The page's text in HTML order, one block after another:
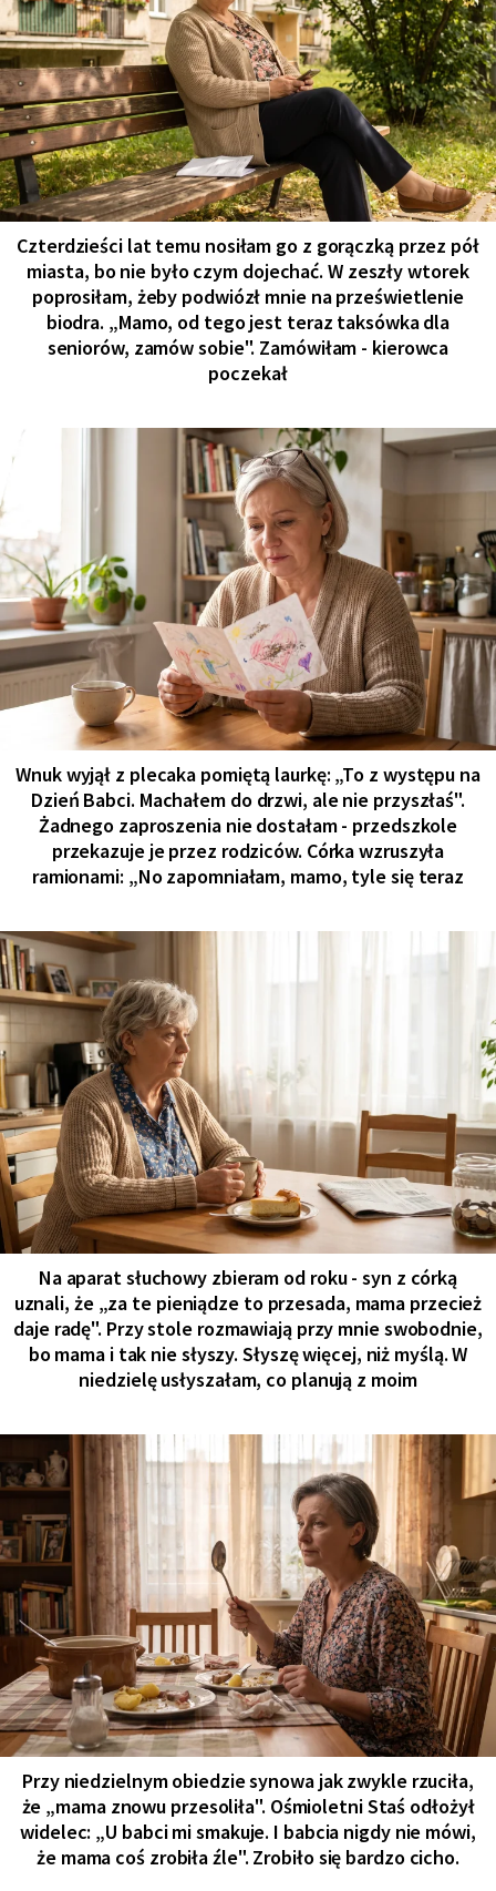
Czterdzieści lat temu nosiłam go z gorączką przez pół
miasta, bo nie było czym dojechać. W zeszły wtorek
poprosiłam, żeby podwiózł mnie na prześwietlenie
biodra. „Mamo, od tego jest teraz taksówka dla
seniorów, zamów sobie". Zamówiłam - kierowca
poczekał
Wnuk wyjął z plecaka pomiętą laurkę: „To z występu na
Dzień Babci. Machałem do drzwi, ale nie przyszłaś".
Żadnego zaproszenia nie dostałam - przedszkole
przekazuje je przez rodziców. Córka wzruszyła
ramionami: „No zapomniałam, mamo, tyle się teraz
Na aparat słuchowy zbieram od roku - syn z córką
uznali, że „za te pieniądze to przesada, mama przecież
daje radę". Przy stole rozmawiają przy mnie swobodnie,
bo mama i tak nie słyszy. Słyszę więcej, niż myślą. W
niedzielę usłyszałam, co planują z moim
Przy niedzielnym obiedzie synowa jak zwykle rzuciła,
że „mama znowu przesoliła". Ośmioletni Staś odłożył
widelec: „U babci mi smakuje. I babcia nigdy nie mówi,
że mama coś zrobiła źle". Zrobiło się bardzo cicho.